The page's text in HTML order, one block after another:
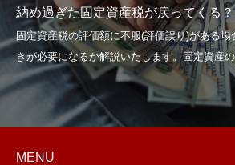
納め過ぎた固定資産税が戻ってくる？
MENU